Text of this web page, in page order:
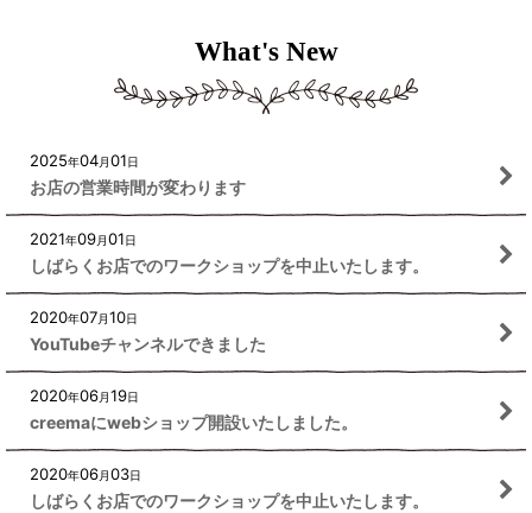
What's New
2025年04月01日
お店の営業時間が変わります
2021年09月01日
しばらくお店でのワークショップを中止いたします。
2020年07月10日
YouTubeチャンネルできました
2020年06月19日
creemaにwebショップ開設いたしました。
2020年06月03日
しばらくお店でのワークショップを中止いたします。